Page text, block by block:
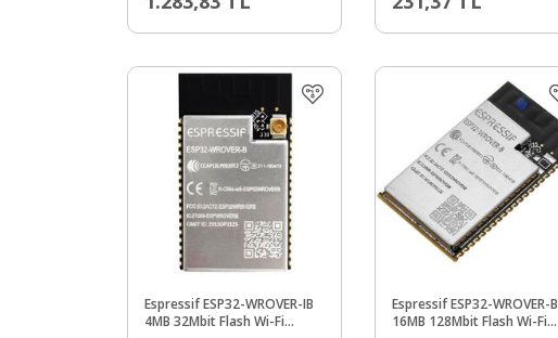
Espressif ESP32-WROVER-IB
4MB 32Mbit Flash Wi-Fi
Espressif ESP32-WROVER-B
16MB 128Mbit Flash Wi-Fi